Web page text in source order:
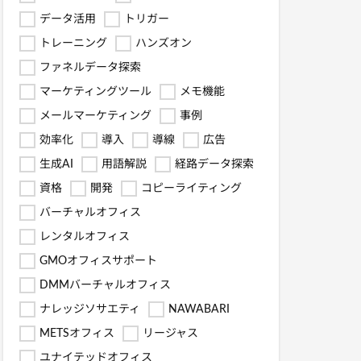
データ活用 トリガー
トレーニング ハンズオン
ファネルデータ探索
マーケティングツール メモ機能
メールマーケティング 事例
効率化 導入 導線 広告
生成AI 用語解説 経路データ探索
資格 開発 コピーライティング
バーチャルオフィス
レンタルオフィス
GMOオフィスサポート
DMMバーチャルオフィス
ナレッジソサエティ NAWABARI
METSオフィス リージャス
ユナイテッドオフィス